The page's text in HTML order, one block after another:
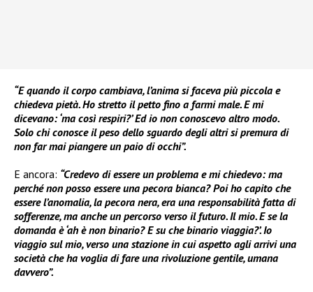
“E quando il corpo cambiava, l’anima si faceva più piccola e
chiedeva pietà. Ho stretto il petto fino a farmi male. E mi
dicevano: ‘ma così respiri?’ Ed io non conoscevo altro modo.
Solo chi conosce il peso dello sguardo degli altri si premura di
non far mai piangere un paio di occhi”.
E ancora: “Credevo di essere un problema e mi chiedevo: ma
perché non posso essere una pecora bianca? Poi ho capito che
essere l’anomalia, la pecora nera, era una responsabilità fatta di
sofferenze, ma anche un percorso verso il futuro. Il mio. E se la
domanda è ‘ah è non binario? E su che binario viaggia?’. Io
viaggio sul mio, verso una stazione in cui aspetto agli arrivi una
società che ha voglia di fare una rivoluzione gentile, umana
davvero”.